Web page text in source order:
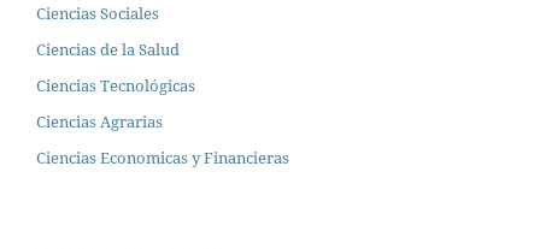
Ciencias Sociales
Ciencias de la Salud
Ciencias Tecnológicas
Ciencias Agrarias
Ciencias Economicas y Financieras